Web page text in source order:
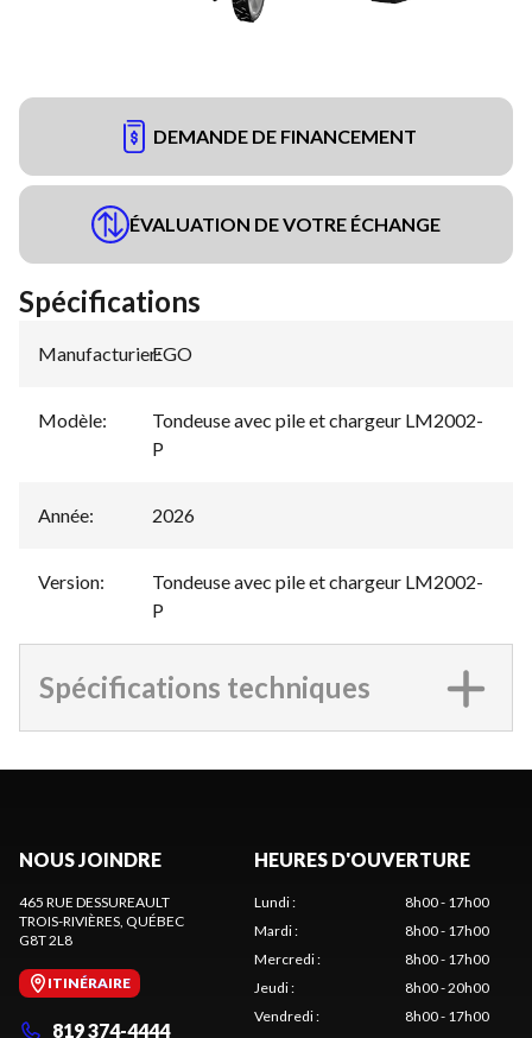
DEMANDE DE FINANCEMENT
ÉVALUATION DE VOTRE ÉCHANGE
Spécifications
Manufacturier:
EGO
Modèle:
Tondeuse avec pile et chargeur LM2002-
P
Année: 2026
Version:
Tondeuse avec pile et chargeur LM2002-
P
Spécifications techniques
NOUS JOINDRE
465 RUE DESSUREAULT
TROIS-RIVIÈRES, QUÉBEC
G8T 2L8
ITINÉRAIRE
819 374-4444
HEURES D'OUVERTURE
Lundi:
8h00 - 17h00
Mardi:
8h00 - 17h00
Mercredi:
8h00 - 17h00
Jeudi:
8h00 - 20h00
Vendredi:
8h00 - 17h00